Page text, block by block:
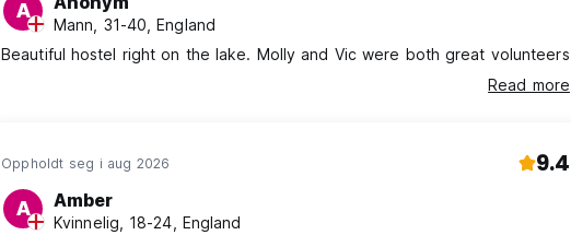
A
Mann, 31-40, England
Beautiful hostel right on the lake. Molly and Vic were both great volunteers
Read more
Oppholdt seg i aug 2026 9.4
A Amber
Kvinnelig, 18-24, England